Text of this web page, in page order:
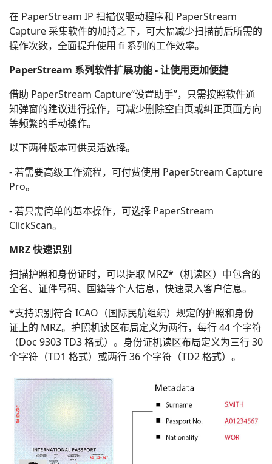
在 PaperStream IP 扫描仪驱动程序和 PaperStream
Capture 采集软件的加持之下，可大幅减少扫描前后所需的
操作次数，全面提升使用 fi 系列的工作效率。
PaperStream 系列软件扩展功能 - 让使用更加便捷
借助 PaperStream Capture“设置助手”，只需按照软件通
知弹窗的建议进行操作，可减少删除空白页或纠正页面方向
等频繁的手动操作。
以下两种版本可供灵活选择。
- 若需要高级工作流程，可付费使用 PaperStream Capture
Pro。
- 若只需简单的基本操作，可选择 PaperStream
ClickScan。
MRZ 快速识别
扫描护照和身份证时，可以提取 MRZ*（机读区）中包含的
全名、证件号码、国籍等个人信息，快速录入客户信息。
*支持识别符合 ICAO（国际民航组织）规定的护照和身份
证上的 MRZ。护照机读区布局定义为两行，每行 44 个字符
（Doc 9303 TD3 格式）。身份证机读区布局定义为三行 30
个字符（TD1 格式）或两行 36 个字符（TD2 格式）。